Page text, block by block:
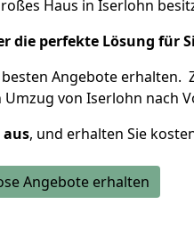
Haus in Iserlohn
die perfekte Lösung für
Angebote erhalten.
von Iserlohn nach
aus, und erhalten Sie
Angebote erhalten